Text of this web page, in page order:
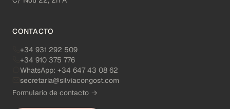
CONTACTO
+34 931 292 509
+34 910 375 776
WhatsApp: +34 647 43 08 62
secretaria@silviacongost.com
Formulario de contacto →